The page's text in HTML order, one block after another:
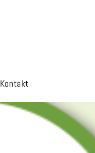
Kontakt